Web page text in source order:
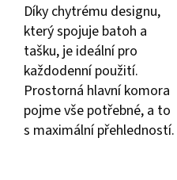
Díky chytrému designu,
který spojuje batoh a
tašku, je ideální pro
každodenní použití.
Prostorná hlavní komora
pojme vše potřebné, a to
s maximální přehledností.